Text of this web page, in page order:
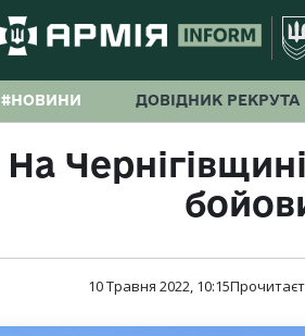
#НОВИНИ ДОВІДНИК РЕКРУТА
На
10 Травня 2022, 10:15